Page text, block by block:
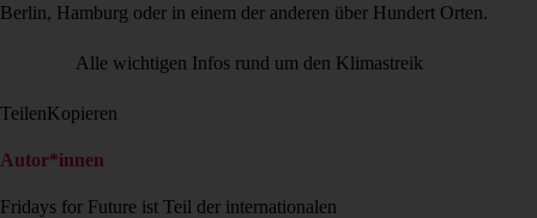
Berlin, Hamburg oder in einem der anderen über Hundert Orten.
Alle wichtigen Infos rund um den Klimastreik
TeilenKopieren
Autor*innen
Fridays for Future ist Teil der internationalen